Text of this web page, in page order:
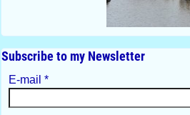
Subscribe to my Newsletter
E-mail *